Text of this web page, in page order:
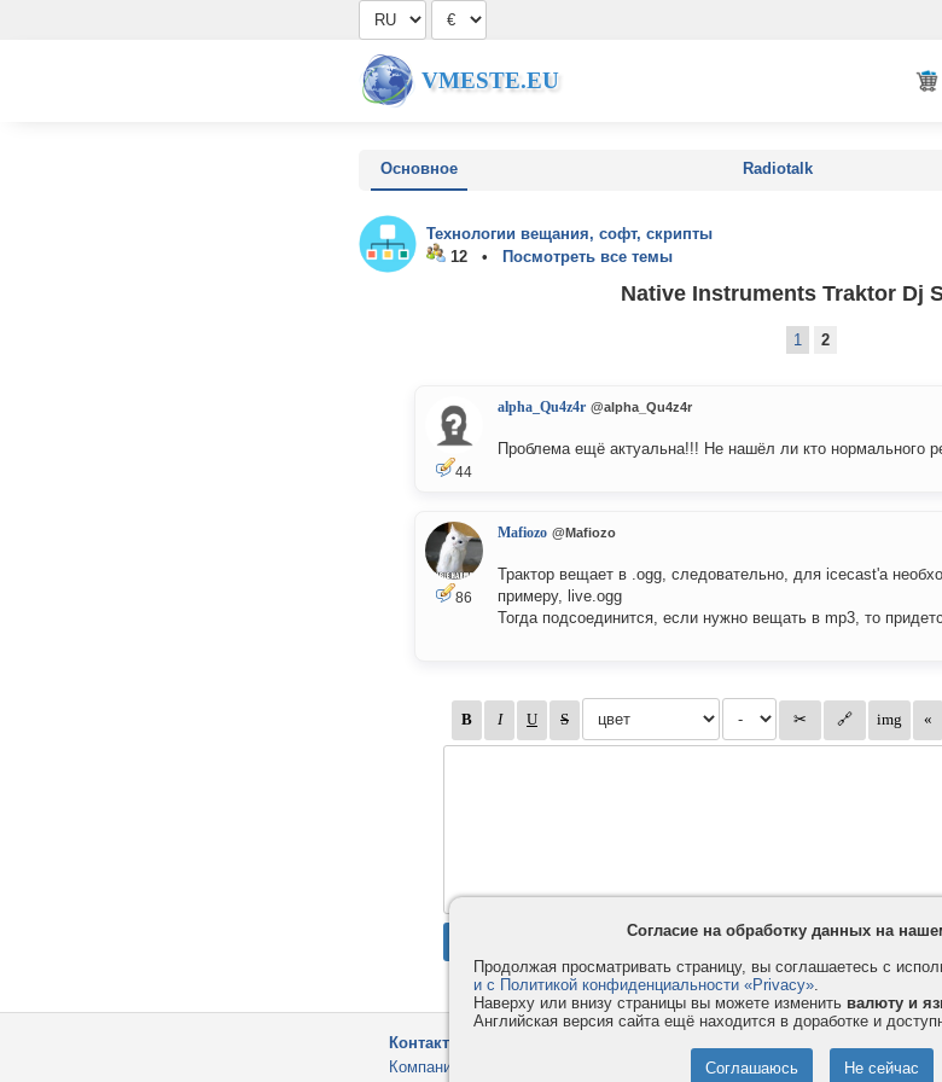
VMESTE.EU
Основное Radiotalk
Технологии вещания, софт, скрипты
12 •
Посмотреть все темы
Native Instruments Traktor Dj
1 2
44
alpha_Qu4z4r @alpha_Qu4z4r
Проблема ещё актуальна!!! Не нашёл ли кто нормального
86
Mafiozo @Mafiozo
Трактор вещает в .ogg, следовательно, для icecast'a
примеру, live.ogg
Тогда подсоединится, если нужно вещать в mp3, то
Контакты
Компания
Правила и условия
Как оплатить
Согласие на обработку данных на
Продолжая просматривать страницу, вы соглашаетесь с
и с Политикой конфиденциальности «Privacy».
Наверху или внизу страницы вы можете изменить валюту и
Английская версия сайта ещё находится в доработке и